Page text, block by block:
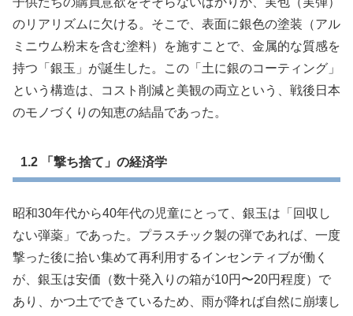
のリアリズムに欠ける。そこで、表面に銀色の塗装（アル
ミニウム粉末を含む塗料）を施すことで、金属的な質感を
持つ「銀玉」が誕生した。この「土に銀のコーティング」
という構造は、コスト削減と美観の両立という、戦後日本
のモノづくりの知恵の結晶であった。
1.2 「撃ち捨て」の経済学
昭和30年代から40年代の児童にとって、銀玉は「回収し
ない弾薬」であった。プラスチック製の弾であれば、一度
撃った後に拾い集めて再利用するインセンティブが働く
が、銀玉は安価（数十発入りの箱が10円〜20円程度）で
あり、かつ土でできているため、雨が降れば自然に崩壊し